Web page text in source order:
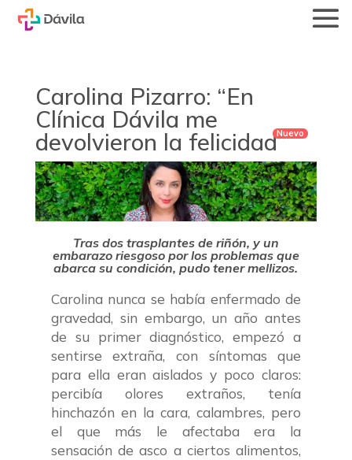
Carolina Pizarro: “En
Clínica Dávila me
devolvieron la felicidad”
Tras dos trasplantes de riñón, y un
embarazo riesgoso por los problemas que
abarca su condición, pudo tener mellizos.
Carolina nunca se había enfermado de
gravedad, sin embargo, un año antes
de su primer diagnóstico, empezó a
sentirse extraña, con síntomas que
para ella eran aislados y poco claros:
percibía olores extraños, tenía
hinchazón en la cara, calambres, pero
el que más le afectaba era la
sensación de asco a ciertos alimentos,